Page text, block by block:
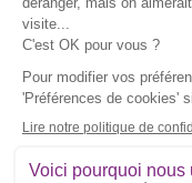
après avoir terminé leur
lors de la présentation du
d’auxiliaire de vie en date du
https://